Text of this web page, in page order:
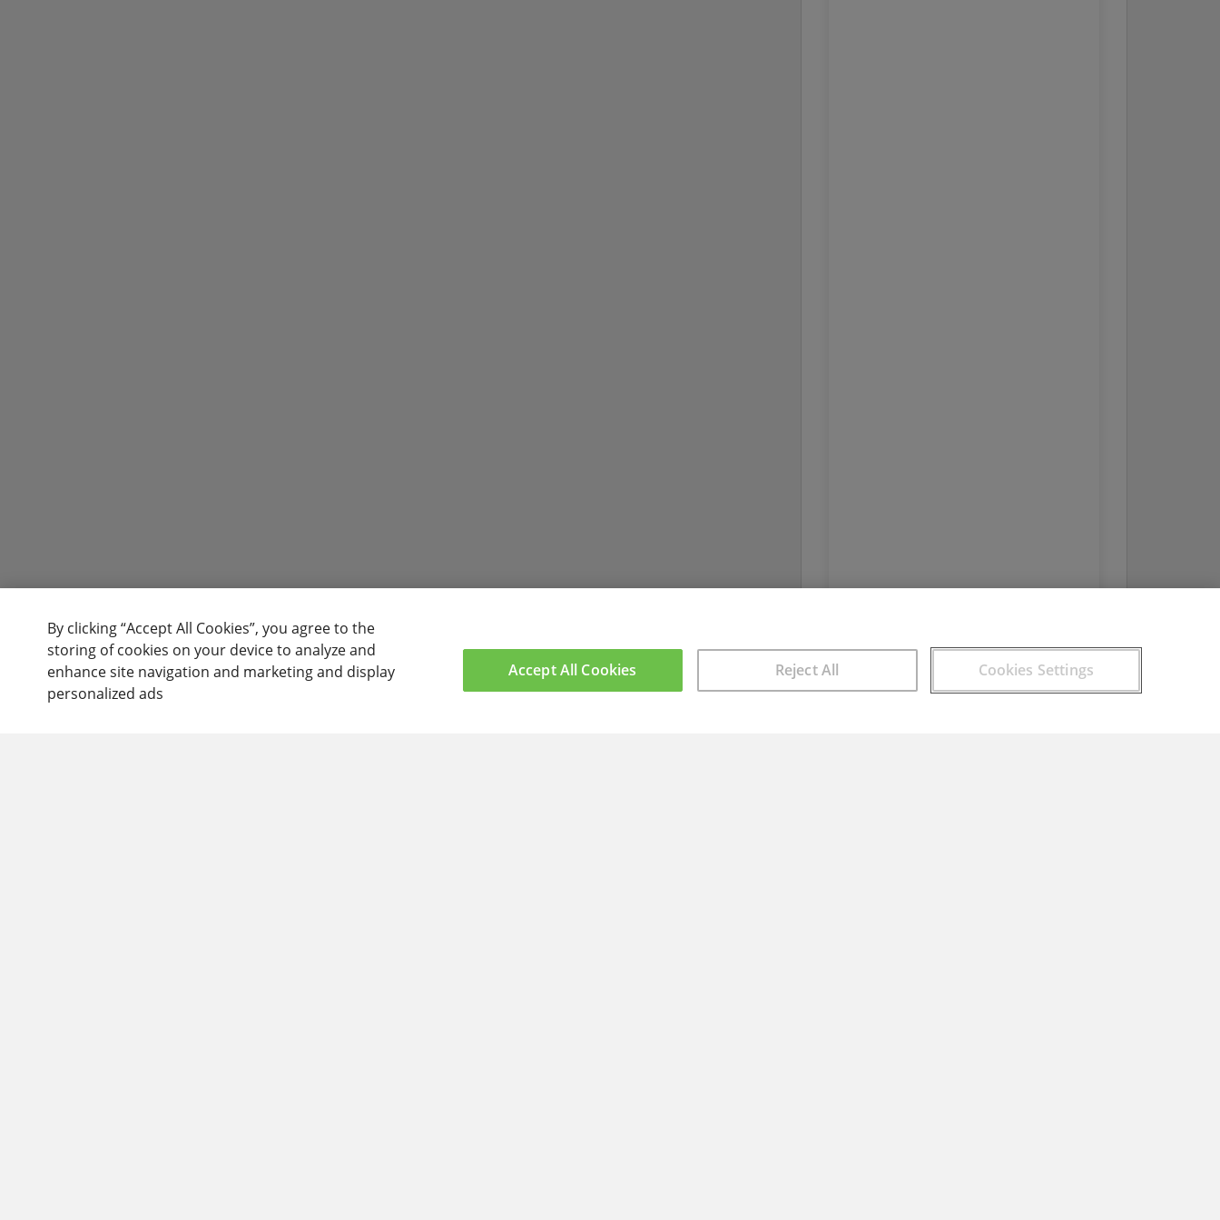
By clicking “Accept All Cookies”, you agree to the
storing of cookies on your device to analyze and
enhance site navigation and marketing and display
personalized ads
Cookies Settings
Reject All
Accept All Cookies